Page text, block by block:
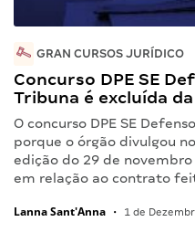
GRAN CURSOS JURÍDICO
Concurso DPE SE
Tribuna é excluída
O concurso DPE SE
porque o órgão divulgou
edição do 29 de
em relação ao contrato
Lanna Sant'Anna • 1 de